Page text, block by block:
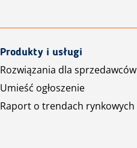
Produkty i usługi
Rozwiązania dla sprzedawców
Umieść ogłoszenie
Raport o trendach rynkowych